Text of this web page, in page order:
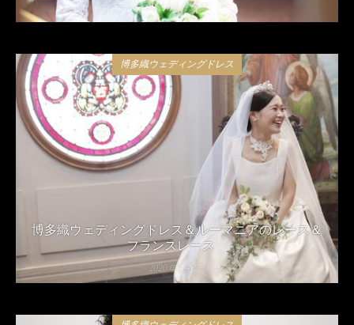
2021年4月24日
博多織ウェディングドレス
博多織ウェディングドレス＆ルーマニアのレース＆
フランスレース
2020年5月8日